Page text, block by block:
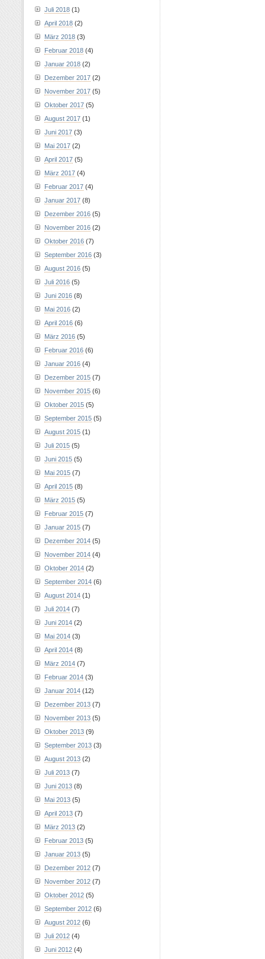
Juli 2018 (1)
April 2018 (2)
März 2018 (3)
Februar 2018 (4)
Januar 2018 (2)
Dezember 2017 (2)
November 2017 (5)
Oktober 2017 (5)
August 2017 (1)
Juni 2017 (3)
Mai 2017 (2)
April 2017 (5)
März 2017 (4)
Februar 2017 (4)
Januar 2017 (8)
Dezember 2016 (5)
November 2016 (2)
Oktober 2016 (7)
September 2016 (3)
August 2016 (5)
Juli 2016 (5)
Juni 2016 (8)
Mai 2016 (2)
April 2016 (6)
März 2016 (5)
Februar 2016 (6)
Januar 2016 (4)
Dezember 2015 (7)
November 2015 (6)
Oktober 2015 (5)
September 2015 (5)
August 2015 (1)
Juli 2015 (5)
Juni 2015 (5)
Mai 2015 (7)
April 2015 (8)
März 2015 (5)
Februar 2015 (7)
Januar 2015 (7)
Dezember 2014 (5)
November 2014 (4)
Oktober 2014 (2)
September 2014 (6)
August 2014 (1)
Juli 2014 (7)
Juni 2014 (2)
Mai 2014 (3)
April 2014 (8)
März 2014 (7)
Februar 2014 (3)
Januar 2014 (12)
Dezember 2013 (7)
November 2013 (5)
Oktober 2013 (9)
September 2013 (3)
August 2013 (2)
Juli 2013 (7)
Juni 2013 (8)
Mai 2013 (5)
April 2013 (7)
März 2013 (2)
Februar 2013 (5)
Januar 2013 (5)
Dezember 2012 (7)
November 2012 (7)
Oktober 2012 (5)
September 2012 (6)
August 2012 (6)
Juli 2012 (4)
Juni 2012 (4)